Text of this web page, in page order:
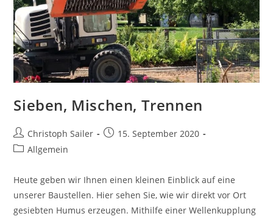
Sieben, Mischen, Trennen
Beitrags-
Autor:
Christoph Sailer
Beitrag15. September 2020
Beitrags-
Allgemein
Heute geben wir Ihnen einen kleinen Einblick auf eine
unserer Baustellen. Hier sehen Sie, wie wir direkt vor Ort
gesiebten Humus erzeugen. Mithilfe einer Wellenkupplung